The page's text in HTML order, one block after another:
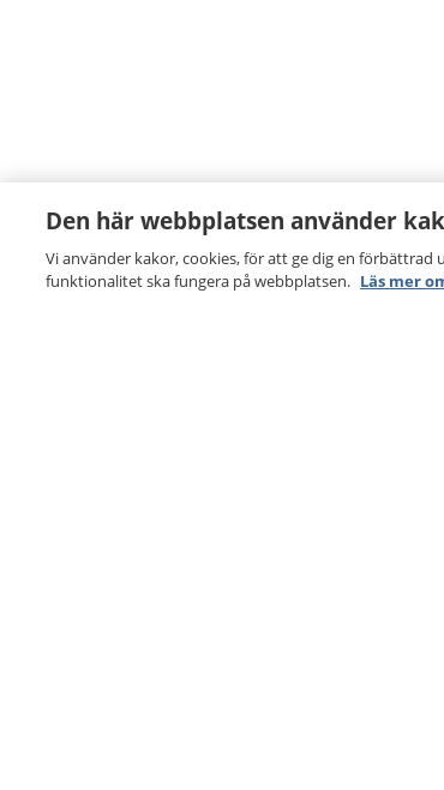
Den här webbplatsen använder
Vi använder kakor, cookies, för att ge dig en
funktionalitet ska fungera på webbplatsen. Läs mer